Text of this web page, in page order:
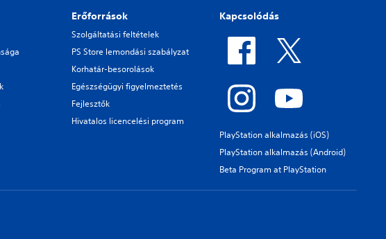
Erőforrások
Szolgáltatási feltételek
PS Store lemondási szabályzat
Korhatár-besorolások
Egészségügyi figyelmeztetés
Fejlesztők
Hivatalos licencelési program
Kapcsolódás
PlayStation alkalmazás (iOS)
PlayStation alkalmazás (Android)
Beta Program at PlayStation